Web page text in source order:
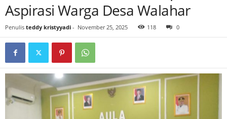
Aspirasi Warga Desa Walahar
Penulis teddy kristyyadi - November 25, 2025 118 0